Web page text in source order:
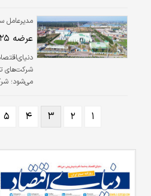
بیماران و داروخانه‌های کشور تامین برخی
تحریم با چالش روبه‌رو شده و حتی در فصل
نیز به مشکل برخورده بود.
مدیرعامل
عرضه ۲۵ محصول جدید در ۱۴۰۲
شرکت‌های
می‌شود؛
کردن موج
برخی از
را تولید
۱ ۲ ۳ ۴ ۵